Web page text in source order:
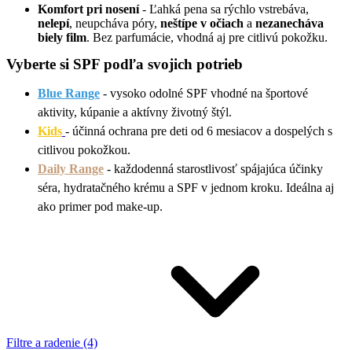
Komfort pri nosení- Ľahká pena sa rýchlo vstrebáva,
nelepí, neupcháva póry, neštípe v očiach a nezanecháva
biely film. Bez parfumácie, vhodná aj pre citlivú pokožku.
Vyberte si SPF podľa svojich potrieb
Blue Range - vysoko odolné SPF vhodné na športové
aktivity, kúpanie a aktívny životný štýl.
Kids - účinná ochrana pre deti od 6 mesiacov a dospelých s
citlivou pokožkou.
Daily Range - každodenná starostlivosť spájajúca účinky
séra, hydratačného krému a SPF v jednom kroku. Ideálna aj
ako primer pod make-up.
Filtre a radenie (4)